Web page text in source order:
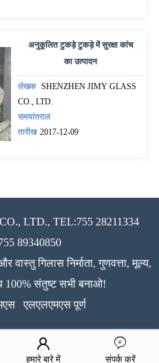
अनुकूलित टुकड़े टुकड़े में सुरक्षा कांच
का उत्पादन
लेखक SHENZHEN JIMY GLASS
CO., LTD.
समयांतराल
तारीख 2017-12-09
LTD., TEL:755 28211334
89340850
गिलास निर्माता, गुणवत्ता, मूल्य,
संतुष्ट सभी बनाओ!
एलएलएमएस पूर्ण
हमारे बारे में संपर्क करें